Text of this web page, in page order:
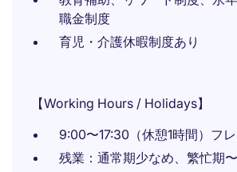
職金制度
育児・介護休暇制度あり
【Working Hours / Holidays】
9:00〜17:30（休憩1時間）フ
残業：通常期少なめ、繁忙期